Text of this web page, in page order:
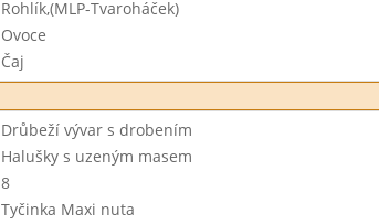
Rohlík,(MLP-Tvaroháček)
Ovoce
Čaj
Drůbeží vývar s drobením
Halušky s uzeným masem
8
Tyčinka Maxi nuta